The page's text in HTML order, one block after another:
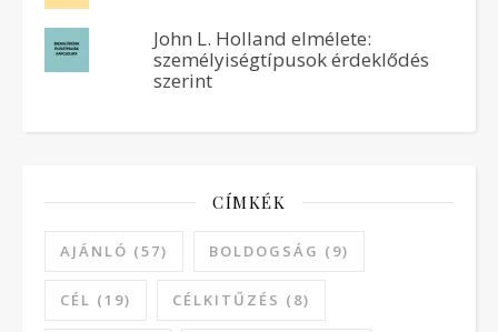
John L. Holland elmélete:
személyiségtípusok érdeklődés
szerint
CÍMKÉK
AJÁNLÓ (57) BOLDOGSÁG (9)
CÉL (19) CÉLKITŰZÉS (8)